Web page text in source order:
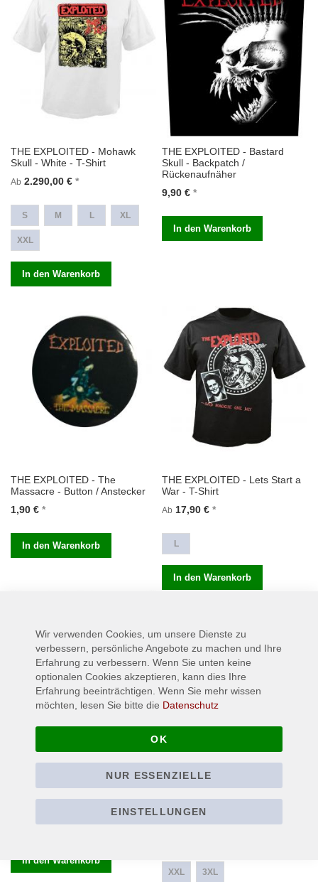
THE EXPLOITED - Mohawk
Skull - White - T-Shirt
Ab 2.290,00 €
S M L XL
XXL
In den Warenkorb
THE EXPLOITED - Bastard
Skull - Backpatch /
Rückenaufnäher
9,90 €
In den Warenkorb
THE EXPLOITED - The
Massacre - Button / Anstecker
1,90 €
In den Warenkorb
THE EXPLOITED - Lets Start a
War - T-Shirt
Ab 17,90 €
L
In den Warenkorb
9,90 €
In den Warenkorb
Ab 22,90 €
XXL 3XL
Wir verwenden Cookies, um unsere Dienste zu
verbessern, persönliche Angebote zu machen und Ihre
Erfahrung zu verbessern. Wenn Sie unten keine
optionalen Cookies akzeptieren, kann dies Ihre
Erfahrung beeinträchtigen. Wenn Sie mehr wissen
möchten, lesen Sie bitte die Datenschutz
OK
NUR ESSENZIELLE
EINSTELLUNGEN